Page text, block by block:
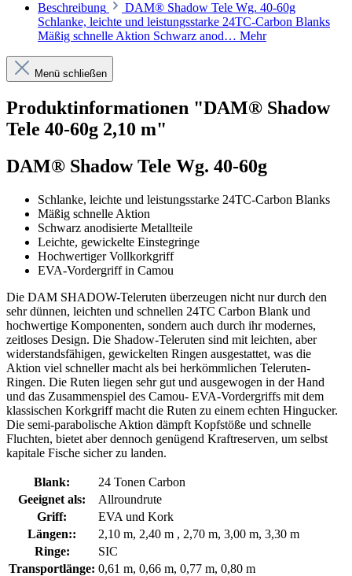
Beschreibung
DAM® Shadow Tele Wg. 40-60g
Schlanke, leichte und leistungsstarke 24TC-Carbon Blanks
Mäßig schnelle Aktion Schwarz anod… Mehr
Menü schließen
Produktinformationen "DAM® Shadow
Tele 40-60g 2,10 m"
DAM® Shadow Tele Wg. 40-60g
Schlanke, leichte und leistungsstarke 24TC-Carbon Blanks
Mäßig schnelle Aktion
Schwarz anodisierte Metallteile
Leichte, gewickelte Einstegringe
Hochwertiger Vollkorkgriff
EVA-Vordergriff in Camou
Die DAM SHADOW-Teleruten überzeugen nicht nur durch den
sehr dünnen, leichten und schnellen 24TC Carbon Blank und
hochwertige Komponenten, sondern auch durch ihr modernes,
zeitloses Design. Die Shadow-Teleruten sind mit leichten, aber
widerstandsfähigen, gewickelten Ringen ausgestattet, was die
Aktion viel schneller macht als bei herkömmlichen Teleruten-
Ringen. Die Ruten liegen sehr gut und ausgewogen in der Hand
und das Zusammenspiel des Camou- EVA-Vordergriffs mit dem
klassischen Korkgriff macht die Ruten zu einem echten Hingucker.
Die semi-parabolische Aktion dämpft Kopfstöße und schnelle
Fluchten, bietet aber dennoch genügend Kraftreserven, um selbst
kapitale Fische sicher zu landen.
Blank:
24 Tonen Carbon
Geeignet als:
Allroundrute
Griff:
EVA und Kork
Längen::
2,10 m, 2,40 m , 2,70 m, 3,00 m, 3,30 m
Ringe:
SIC
Transportlänge: 0,61 m, 0,66 m, 0,77 m, 0,80 m